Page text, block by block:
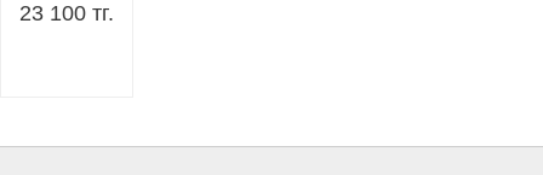
23 100 тг.